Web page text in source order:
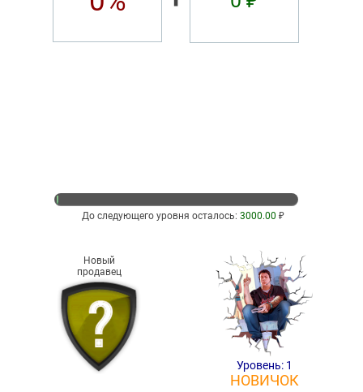
До следующего уровня осталось: 3000.00 ₽
Новый
продавец
Уровень: 1
НОВИЧОК